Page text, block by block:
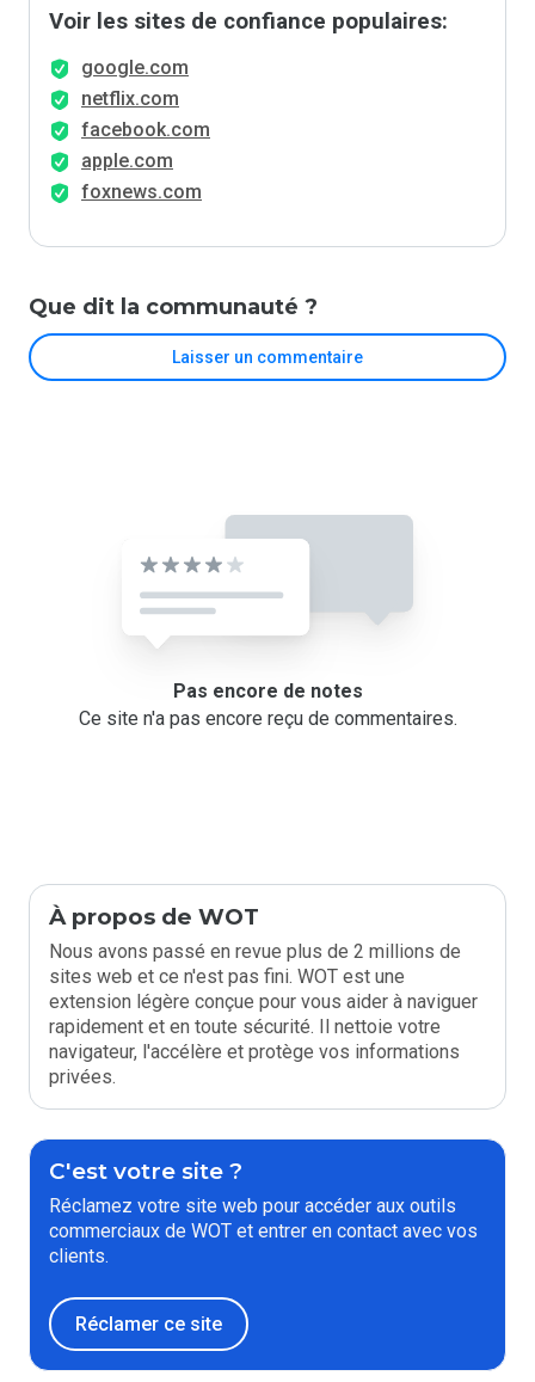
Voir les sites de confiance populaires:
google.com
netflix.com
facebook.com
apple.com
foxnews.com
Que dit la communauté ?
Laisser un commentaire
Pas encore de notes
Ce site n'a pas encore reçu de commentaires.
À propos de WOT
Nous avons passé en revue plus de 2 millions de
sites web et ce n'est pas fini. WOT est une
extension légère conçue pour vous aider à naviguer
rapidement et en toute sécurité. Il nettoie votre
navigateur, l'accélère et protège vos informations
privées.
C'est votre site ?
Réclamez votre site web pour accéder aux outils
commerciaux de WOT et entrer en contact avec vos
clients.
Réclamer ce site